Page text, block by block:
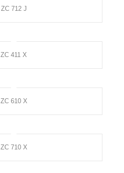
ZC 712 J
ZC 411 X
ZC 610 X
ZC 710 X